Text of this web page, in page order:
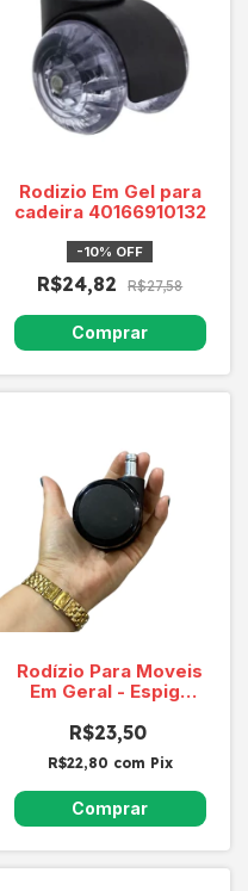
Rodizio Em Gel para
cadeira 40166910132
-10% OFF
R$24,82 R$27,58
Rodízio Para Moveis
Em Geral - Espiga
R$23,50
R$22,80 com Pix